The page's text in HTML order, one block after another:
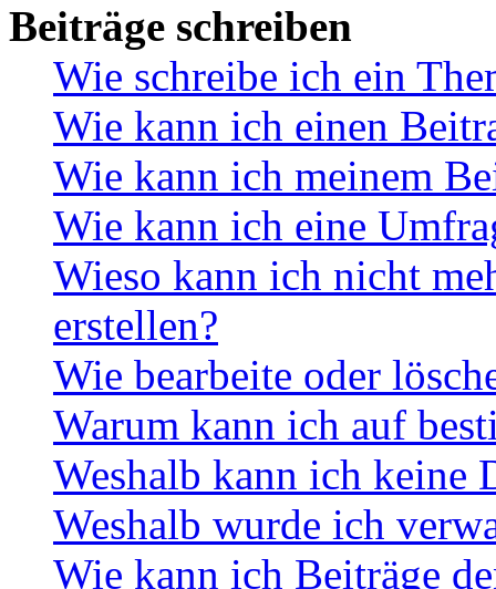
Beiträge schreiben
Wie schreibe ich ein
Wie kann ich einen
Wie kann ich meinem
Wie kann ich eine
Wieso kann ich nicht
erstellen?
Wie bearbeite oder
Warum kann ich auf
Weshalb kann ich keine
Weshalb wurde ich
Wie kann ich Beiträge